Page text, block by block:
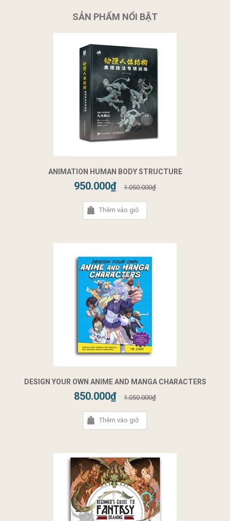
SẢN PHẨM NỔI BẬT
ANIMATION HUMAN BODY STRUCTURE
950.000₫ 1.050.000₫
Thêm vào giỏ
DESIGN YOUR OWN ANIME AND MANGA CHARACTERS
850.000₫ 1.050.000₫
Thêm vào giỏ